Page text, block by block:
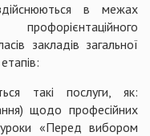
в межах
закладів загальної
такі послуги, як:
щодо професійних
уроки «Перед вибором